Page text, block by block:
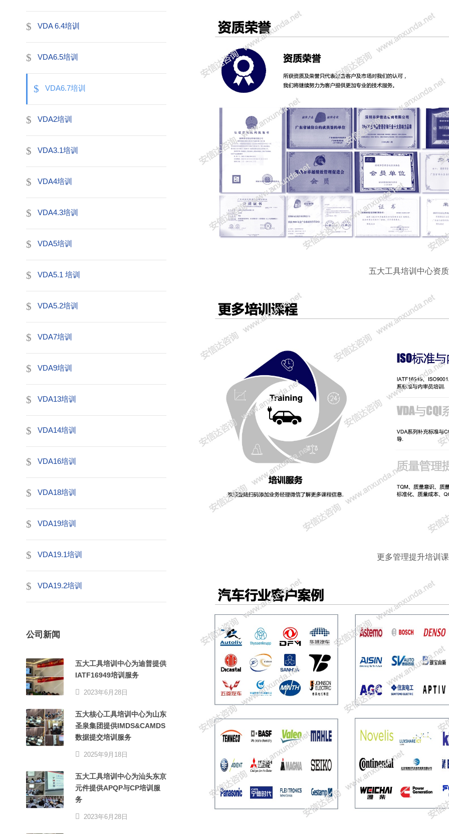
五大工具培训中心资
更多管理提升培训
VDA 6.4培训
VDA6.5培训
VDA6.7培训
VDA2培训
VDA3.1培训
VDA4培训
VDA4.3培训
VDA5培训
VDA5.1 培训
VDA5.2培训
VDA7培训
VDA9培训
VDA13培训
VDA14培训
VDA16培训
VDA18培训
VDA19培训
VDA19.1培训
VDA19.2培训
公司新闻
五大工具培训中心为迪普提供
IATF16949培训服务
2023年6月28日
五大核心工具培训中心为山东
圣泉集团提供IMDS&CAMDS
数据提交培训服务
2025年9月18日
五大工具培训中心为汕头东京
元件提供APQP与CP培训服
务
2023年6月28日